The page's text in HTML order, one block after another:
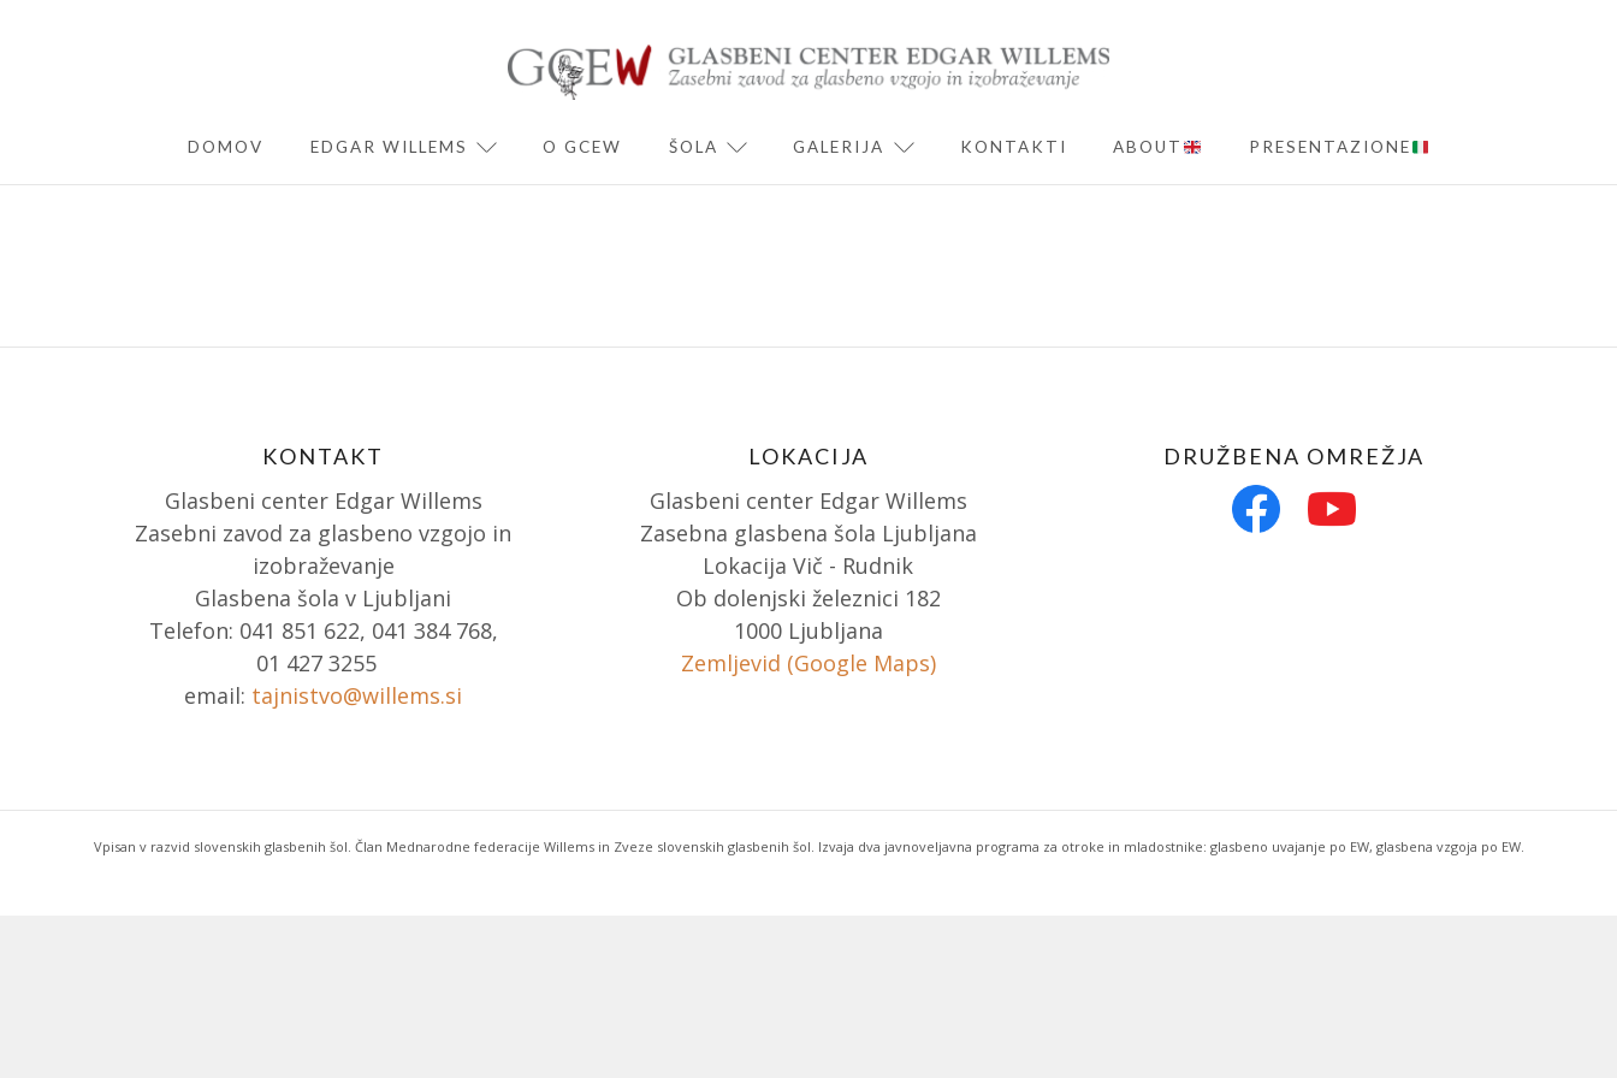
DOMOV EDGAR WILLEMS EXPAND CHILD MENU
O GCEW ŠOLA EXPAND CHILD MENU
GALERIJA EXPAND CHILD MENU
KONTAKTI ABOUT PRESENTAZIONE
KONTAKT
Glasbeni center Edgar Willems
Zasebni zavod za glasbeno vzgojo in
izobraževanje
Glasbena šola v Ljubljani
Telefon: 041 851 622, 041 384 768,
01 427 3255
email: tajnistvo@willems.si
LOKACIJA
Glasbeni center Edgar Willems
Zasebna glasbena šola Ljubljana
Lokacija Vič - Rudnik
Ob dolenjski železnici 182
1000 Ljubljana
Zemljevid (Google Maps)
DRUŽBENA OMREŽJA
Vpisan v razvid slovenskih glasbenih šol. Član Mednarodne federacije Willems in Zveze slovenskih glasbenih šol. Izvaja dva javnoveljavna programa za otroke in mladostnike: glasbeno uvajanje po EW, glasbena vzgoja po EW.